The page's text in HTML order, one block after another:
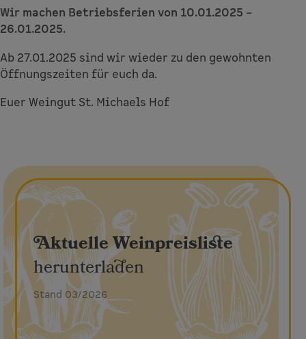
Wir machen Betriebsferien von 10.01.2025 –
26.01.2025.
Ab 27.01.2025 sind wir wieder zu den gewohnten
Öffnungszeiten für euch da.
Euer Weingut St. Michaels Hof
Aktuelle Weinpreisliste
herunterladen
Stand 03/2026